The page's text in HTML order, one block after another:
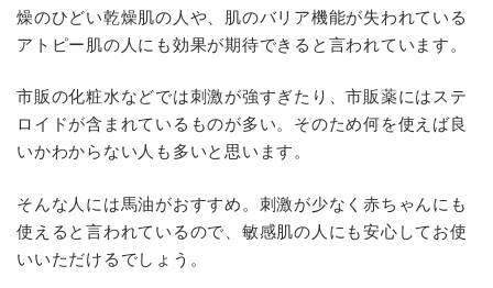
燥のひどい乾燥肌の人や、肌のバリア機能が失われている
アトピー肌の人にも効果が期待できると言われています。
市販の化粧水などでは刺激が強すぎたり、市販薬にはステ
ロイドが含まれているものが多い。そのため何を使えば良
いかわからない人も多いと思います。
そんな人には馬油がおすすめ。刺激が少なく赤ちゃんにも
使えると言われているので、敏感肌の人にも安心してお使
いいただけるでしょう。